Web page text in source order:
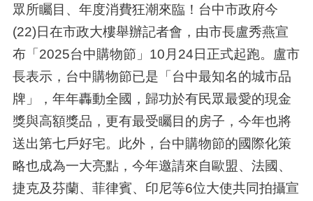
眾所矚目、年度消費狂潮來臨！台中市政府今
(22)日在市政大樓舉辦記者會，由市長盧秀燕宣
布「2025台中購物節」10月24日正式起跑。盧市
長表示，台中購物節已是「台中最知名的城市品
牌」，年年轟動全國，歸功於有民眾最愛的現金
獎與高額獎品，更有最受矚目的房子，今年也將
送出第七戶好宅。此外，台中購物節的國際化策
略也成為一大亮點，今年邀請來自歐盟、法國、
捷克及芬蘭、菲律賓、印尼等6位大使共同拍攝宣